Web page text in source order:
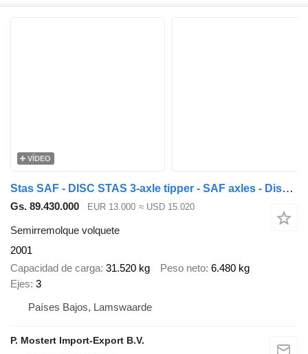
VÍDEO
Stas SAF - DISC STAS 3-axle tipper - SAF axles - Disc brakes - Air su
Gs. 89.430.000 EUR 13.000 ≈ USD 15.020
Semirremolque volquete
2001
Capacidad de carga 31.520 kg Peso neto 6.480 kg
Ejes 3
Países Bajos, Lamswaarde
P. Mostert Import-Export B.V.